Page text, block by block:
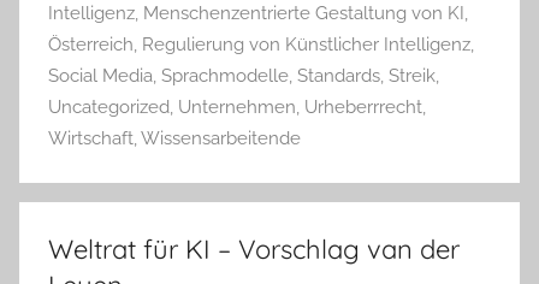
Intelligenz, Menschenzentrierte Gestaltung von KI,
Österreich, Regulierung von Künstlicher Intelligenz,
Social Media, Sprachmodelle, Standards, Streik,
Uncategorized, Unternehmen, Urheberrrecht,
Wirtschaft,Wissensarbeitende
Weltrat für KI – Vorschlag van der